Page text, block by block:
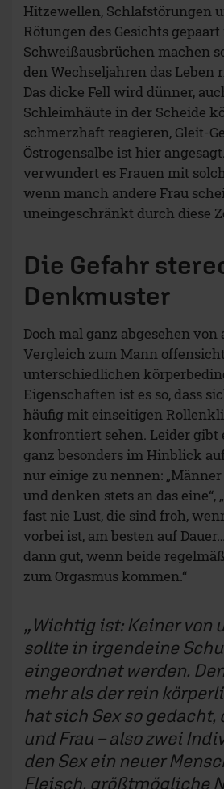
Hitzewellen, Schlafstörungen
Rötungen des Gesichts
Schweißausbrüchen machen
den Wechseljahren das Leben
Das dicke Fell wird dünner,
Schleimhäute in der Scheide
schmerzhaft reagieren, Gleit-
Östrogensalbe ist hier
verwundert es Frauen mit
wenn manch andere Frau
uneingeschränkt durch diese
Die Gefahr
Denkmuster
Doch mal ganz abgesehen von
Vergleich zum Mann
unterschiedlichen
Eigenschaften ist es so, dass
häufig mit einseitigen
konfrontiert sehen. Leider gibt
ganz besonders im Hinblick
nur einige zu nennen:
und denken stets an das eine“,
fast nie Lust, die sind froh,
vorbei ist, am besten auf
dann gut, wenn beide
zum Orgasmus kommen.“
Wichtig ist: Keiner von
sollte in irgendeine
eingeordnet werden.
mehr als der rein
hat sich Sex so gedacht,
und Frau – also zwei
den Sex ein neuer
Fleisch, größtmögliche